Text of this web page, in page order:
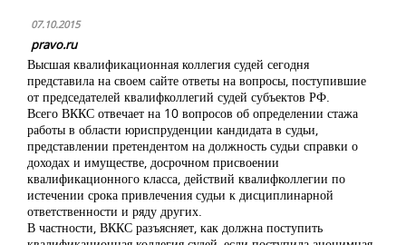
07.10.2015
pravo.ru
Высшая квалификационная коллегия судей сегодня
представила на своем сайте ответы на вопросы, поступившие
от председателей квалифколлегий судей субъектов РФ.
Всего ВККС отвечает на 10 вопросов об определении стажа
работы в области юриспруденции кандидата в судьи,
представлении претендентом на должность судьи справки о
доходах и имуществе, досрочном присвоении
квалификационного класса, действий квалифколлегии по
истечении срока привлечения судьи к дисциплинарной
ответственности и ряду других.
В частности, ВККС разъясняет, как должна поступить